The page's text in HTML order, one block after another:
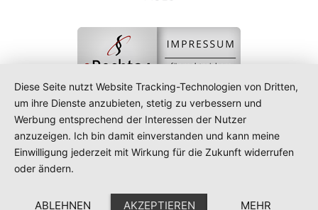
Diese Seite nutzt Website Tracking-Technologien von Dritten,
um ihre Dienste anzubieten, stetig zu verbessern und
Werbung entsprechend der Interessen der Nutzer
anzuzeigen. Ich bin damit einverstanden und kann meine
Einwilligung jederzeit mit Wirkung für die Zukunft widerrufen
oder ändern.
ABLEHNEN AKZEPTIEREN MEHR